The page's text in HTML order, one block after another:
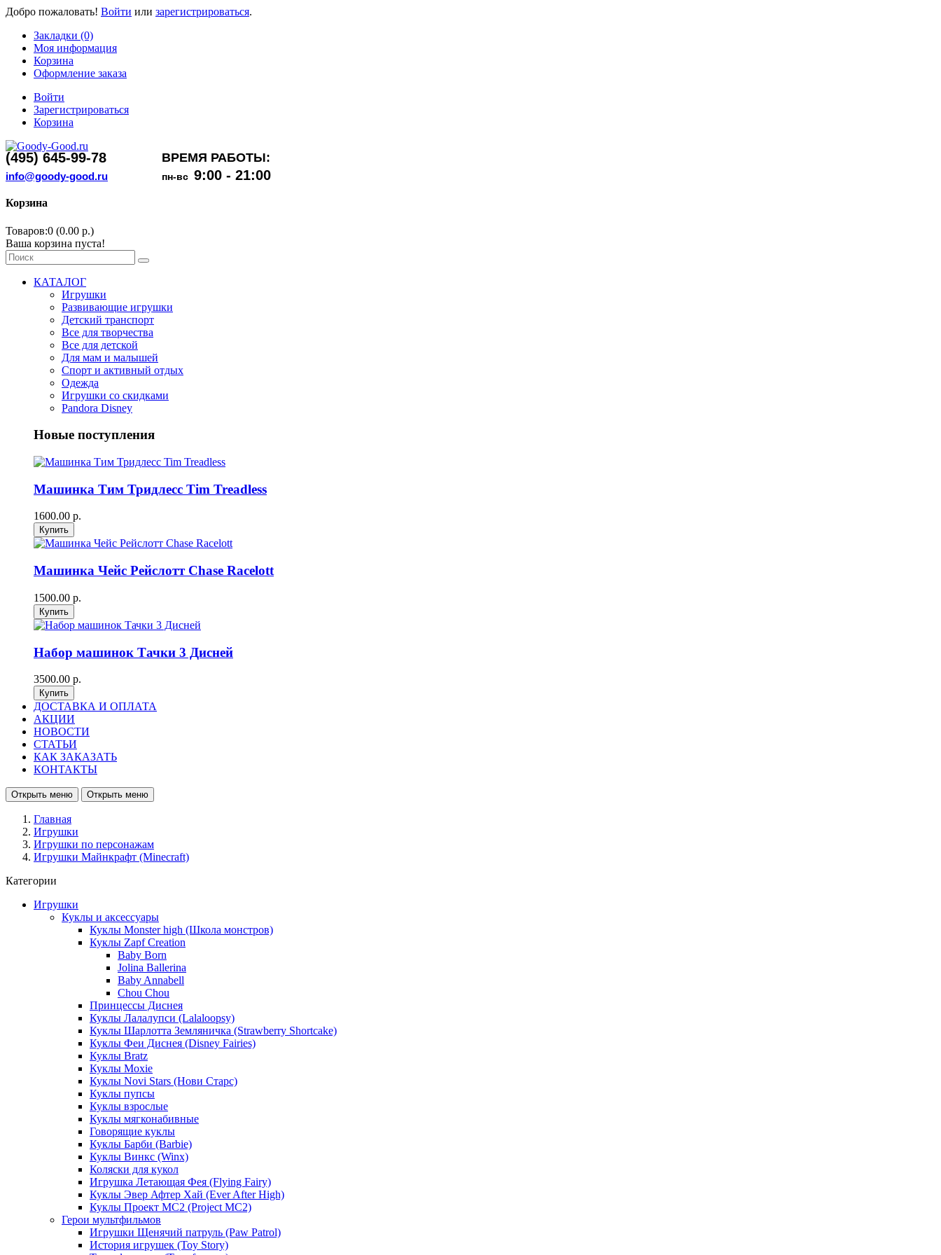
Добро пожаловать! Войти или зарегистрироваться.
Закладки (0)
Моя информация
Корзина
Оформление заказа
Войти
Зарегистрироваться
Корзина
(495) 645-99-78 ВРЕМЯ РАБОТЫ:
info@goody-good.ru пн-вс 9:00 - 21:00
Корзина
Товаров:0 (0.00 р.)
Ваша корзина пуста!
КАТАЛОГ
Игрушки
Развивающие игрушки
Детский транспорт
Все для творчества
Все для детской
Для мам и малышей
Спорт и активный отдых
Одежда
Игрушки со скидками
Pandora Disney
Новые поступления
Машинка Тим Тридлесс Tim Treadless
1600.00 р.
Машинка Чейс Рейслотт Chase Racelott
1500.00 р.
Набор машинок Тачки 3 Дисней
3500.00 р.
ДОСТАВКА И ОПЛАТА
АКЦИИ
НОВОСТИ
СТАТЬИ
КАК ЗАКАЗАТЬ
КОНТАКТЫ
Открыть меню Открыть меню
Главная
Игрушки
Игрушки по персонажам
Игрушки Майнкрафт (Minecraft)
Категории
Игрушки
Куклы и аксессуары
Куклы Monster high (Школа монстров)
Куклы Zapf Creation
Baby Born
Jolina Ballerina
Baby Annabell
Chou Chou
Принцессы Диснея
Куклы Лалалупси (Lalaloopsy)
Куклы Шарлотта Земляничка (Strawberry Shortcake)
Куклы Феи Диснея (Disney Fairies)
Куклы Bratz
Куклы Moxie
Куклы Novi Stars (Нови Старс)
Куклы пупсы
Куклы взрослые
Куклы мягконабивные
Говорящие куклы
Куклы Барби (Barbie)
Куклы Винкс (Winx)
Коляски для кукол
Игрушка Летающая Фея (Flying Fairy)
Куклы Эвер Афтер Хай (Ever After High)
Куклы Проект МС2 (Project MC2)
Герои мультфильмов
Игрушки Щенячий патруль (Paw Patrol)
История игрушек (Toy Story)